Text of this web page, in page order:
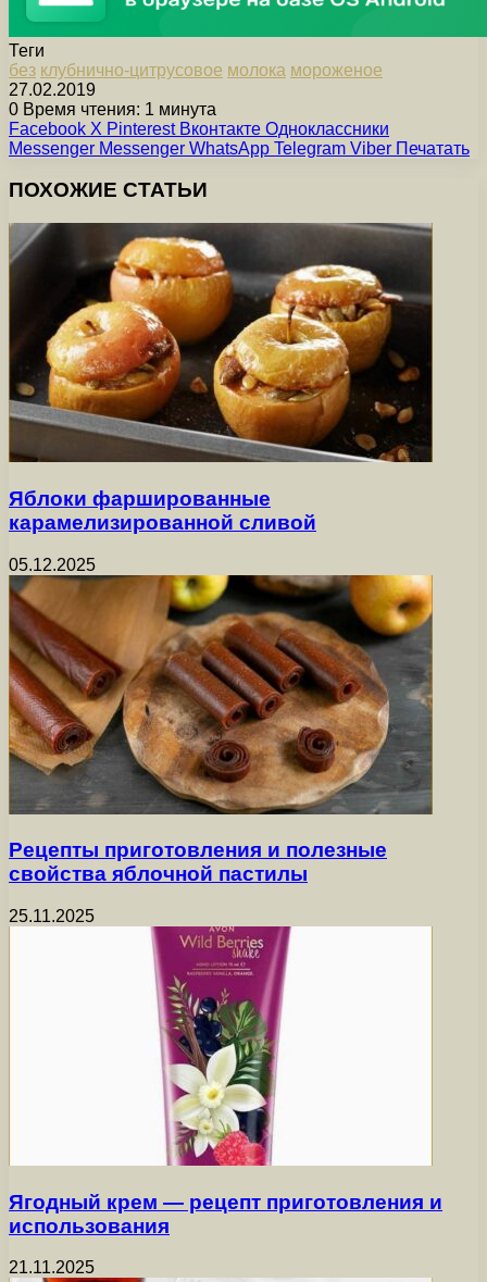
Теги
без клубнично-цитрусовое молока мороженое
27.02.2019
0 Время чтения: 1 минута
Facebook X Pinterest Вконтакте Одноклассники
Messenger Messenger WhatsApp Telegram Viber Печатать
ПОХОЖИЕ СТАТЬИ
Яблоки фаршированные
карамелизированной сливой
05.12.2025
Рецепты приготовления и полезные
свойства яблочной пастилы
25.11.2025
Ягодный крем — рецепт приготовления и
использования
21.11.2025